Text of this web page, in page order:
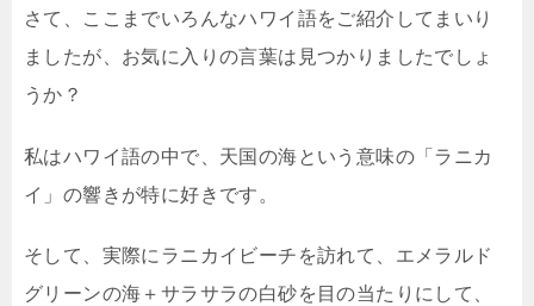
さて、ここまでいろんなハワイ語をご紹介してまいり
ましたが、お気に入りの言葉は見つかりましたでしょ
うか？
私はハワイ語の中で、天国の海という意味の「ラニカ
イ」の響きが特に好きです。
そして、実際にラニカイビーチを訪れて、エメラルド
グリーンの海＋サラサラの白砂を目の当たりにして、